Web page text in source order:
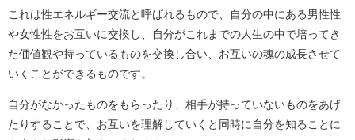
これは性エネルギー交流と呼ばれるもので、自分の中にある男性性
や女性性をお互いに交換し、自分がこれまでの人生の中で培ってき
た価値観や持っているものを交換し合い、お互いの魂の成長させて
いくことができるものです。
自分がなかったものをもらったり、相手が持っていないものをあげ
たりすることで、お互いを理解していくと同時に自分を知ることに